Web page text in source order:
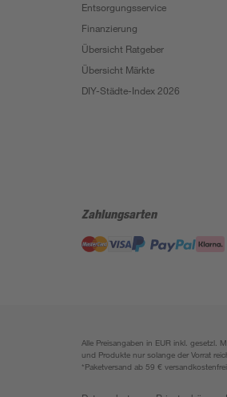
Entsorgungsservice
Finanzierung
Übersicht Ratgeber
Übersicht Märkte
DIY-Städte-Index 2026
Zahlungsarten
Alle Preisangaben in EUR inkl. gesetzl.
und Produkte nur solange der Vorrat
*Paketversand ab 59 €